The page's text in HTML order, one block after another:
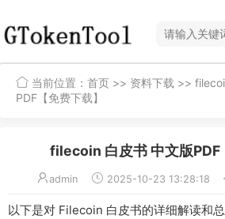
当前位置： 首页 >> 资料下载 >>
PDF【免费下载】
filecoin 白皮书 中文版PDF
admin 2025-10-23 13:28:18
以下是对 Filecoin 白皮书的详细解读和